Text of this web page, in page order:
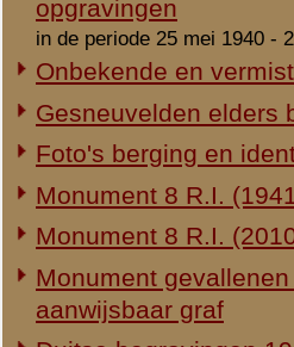
In het nieuws...
Monument ter nagedachtenis aan
Landstorm
Restauratie 8 R.I.-monument
Opening tentoonstelling 'Daar
spraken wij nooit over...'
Eigen redactie, 23 november 2005
Herinrichting informatiecentrum
Eigen redactie, april/mei 2005
Onthulling nieuw monument
Eigen redactie, 21 april 2005
Vervanging grafstenen